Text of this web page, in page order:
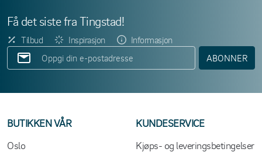
Få det siste fra Tingstad!
Tilbud Inspirasjon
Informasjon
ABONNER
BUTIKKEN VÅR
Oslo
KUNDESERVICE
Kjøps- og leveringsbetingelser